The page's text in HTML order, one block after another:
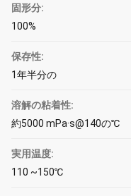
固形分:
100%
保存性:
1年半分の
溶解の粘着性:
約5000 mPa·s@140の℃
実用温度:
110 ~150℃